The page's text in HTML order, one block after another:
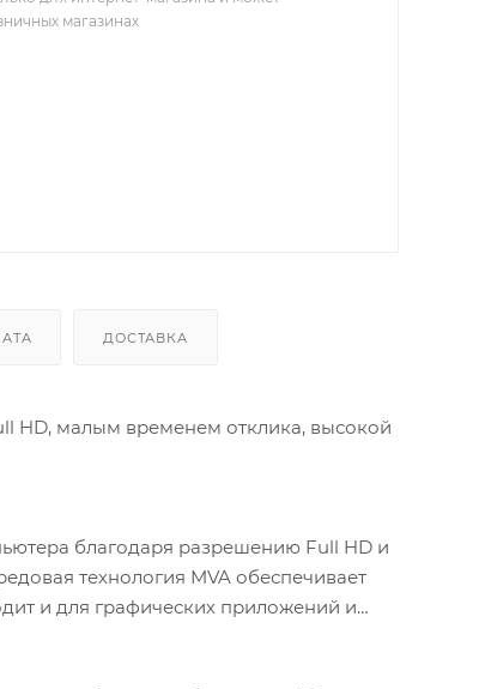
магазинах
ДОСТАВКА
HD, малым временем отклика, высокой
благодаря разрешению Full HD и
технология MVA обеспечивает
и для графических приложений и